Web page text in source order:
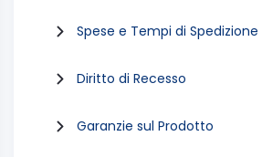
Spese e Tempi di Spedizione
Diritto di Recesso
Garanzie sul Prodotto